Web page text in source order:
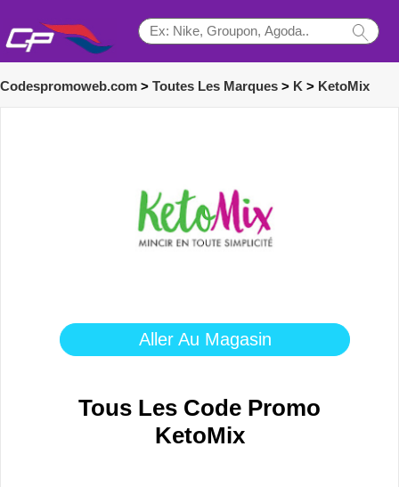
Codespromoweb.com > Toutes Les Marques > K > KetoMix
Aller Au Magasin
Tous Les Code Promo
KetoMix